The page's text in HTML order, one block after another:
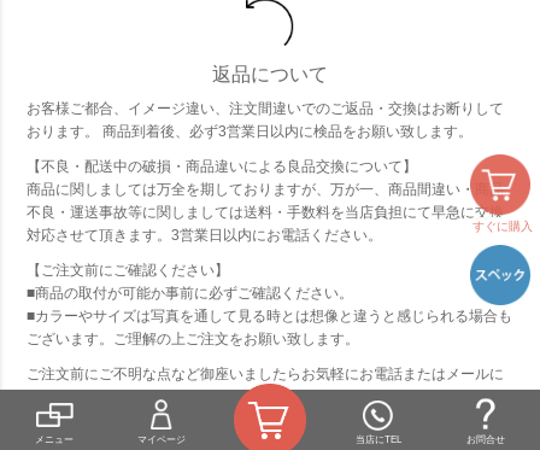
すぐに購入
返品について
お客様ご都合、イメージ違い、注文間違いでのご返品・交換はお断りして
おります。 商品到着後、必ず3営業日以内に検品をお願い致します。
【不良・配送中の破損・商品違いによる良品交換について】
商品に関しましては万全を期しておりますが、万が一、商品間違い・商品
不良・運送事故等に関しましては送料・手数料を当店負担にて早急に交換
対応させて頂きます。3営業日以内にお電話ください。
【ご注文前にご確認ください】
■商品の取付が可能か事前に必ずご確認ください。
■カラーやサイズは写真を通して見る時とは想像と違うと感じられる場合も
ございます。ご理解の上ご注文をお願い致します。
ご注文前にご不明な点など御座いましたらお気軽にお電話またはメールに
てお問い合わせください。
詳しくはこちら
メニュー マイページ 当店にTEL お問合せ